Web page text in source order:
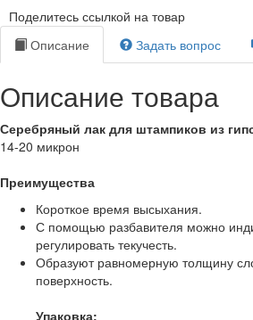
Поделитесь ссылкой на товар
Описание
Задать вопрос
Описание товара
Серебряный лак для штампиков из
14-20 микрон
Преимущества
Короткое время высыхания.
С помощью разбавителя можно
регулировать текучесть.
Образуют равномерную толщину
поверхность.
Упаковка: